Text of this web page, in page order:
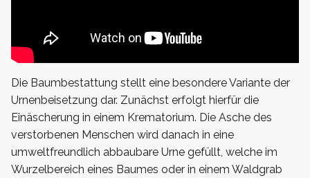
Die Baumbestattung stellt eine besondere Variante der
Urnenbeisetzung dar. Zunächst erfolgt hierfür die
Einäscherung in einem Krematorium. Die Asche des
verstorbenen Menschen wird danach in eine
umweltfreundlich abbaubare Urne gefüllt, welche im
Wurzelbereich eines Baumes oder in einem Waldgrab